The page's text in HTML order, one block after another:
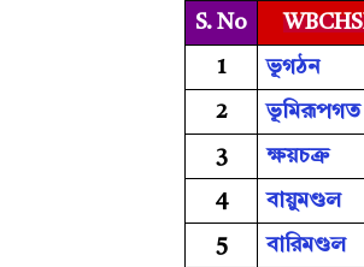
S. No
1 ভূগঠন
2 ভূমিরূপগত
3 ক্ষয়চক্র
4 বায়ুমণ্ডল
5 বারিমণ্ডল